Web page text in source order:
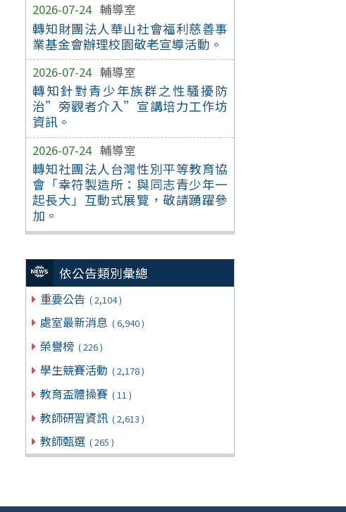
2026-07-24 輔導室
轉知財團法人華山社會福利慈善事
業基金會辦理校園敬老宣導活動。
2026-07-24 輔導室
轉知針對青少年族群之性騷擾防
治”旁觀者介入”宣講培力工作坊
資訊。
2026-07-24 輔導室
轉知社團法人台灣性別平等教育協
會「幸符製造所：與同志青少年一
起長大」互動式展覽，敬請踴躍參
加。
依公告類別彙總
重要公告 ( 2,104 )
處室最新消息 ( 6,940 )
榮譽榜 ( 226 )
學生競賽活動 ( 2,178 )
教育盃體操賽 ( 11 )
教師研習資訊 ( 2,613 )
教師甄選 ( 265 )